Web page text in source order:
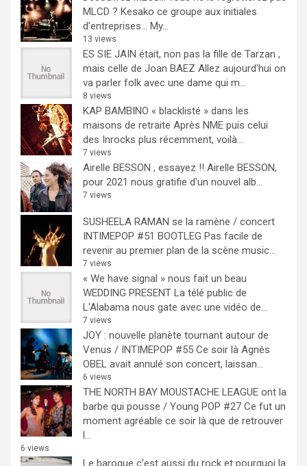
MLCD ? Kesako ce groupe aux initiales
d’entreprises… My...
13 views
ES SIE JAIN était, non pas la fille de Tarzan ,
mais celle de Joan BAEZ Allez aujourd'hui on
va parler folk avec une dame qui m...
8 views
KAP BAMBINO « blacklisté » dans les
maisons de retraite Après NME puis celui
des Inrocks plus récemment, voilà...
7 views
Airelle BESSON , essayez !! Airelle BESSON,
pour 2021 nous gratifie d'un nouvel alb...
7 views
SUSHEELA RAMAN se la ramène / concert
INTIMEPOP #51 BOOTLEG Pas facile de
revenir au premier plan de la scène music...
7 views
« We have signal » nous fait un beau
WEDDING PRESENT La télé public de
L'Alabama nous gate avec une vidéo de...
7 views
JOY : nouvelle planète tournant autour de
Venus / INTIMEPOP #55 Ce soir là Agnès
OBEL avait annulé son concert, laissan...
6 views
THE NORTH BAY MOUSTACHE LEAGUE ont la
barbe qui pousse / Young POP #27 Ce fut un
moment agréable ce soir là que de retrouver
l...
6 views
Le baroque c’est aussi du rock et pourquoi la